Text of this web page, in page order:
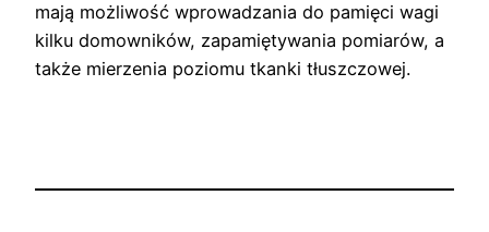
mają możliwość wprowadzania do pamięci wagi
kilku domowników, zapamiętywania pomiarów, a
także mierzenia poziomu tkanki tłuszczowej.